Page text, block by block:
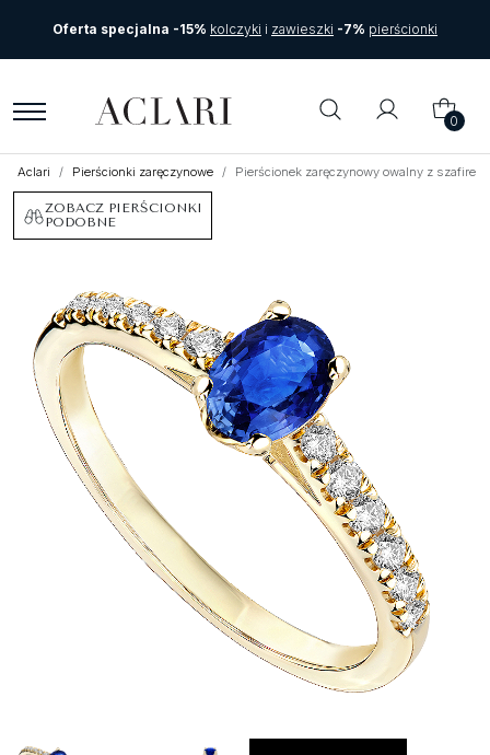
Oferta specjalna -15% kolczyki i zawieszki -7% pierścionki
0
Aclari Pierścionki zaręczynowe Pierścionek zaręczynowy owalny z szafirem
ZOBACZ PIERŚCIONKI
PODOBNE